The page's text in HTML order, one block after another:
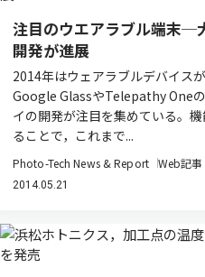
注目のウエアラブル端末─
開発が進展
2014年はウェアラブルデバイス
Google GlassやTelepathy One
イの開発が注目を集めている。
ることで，これまで...
Photo-Tech News & Report Web記事
2014.05.21